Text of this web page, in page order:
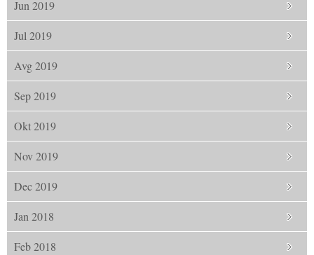
Jun 2019
Jul 2019
Avg 2019
Sep 2019
Okt 2019
Nov 2019
Dec 2019
Jan 2018
Feb 2018